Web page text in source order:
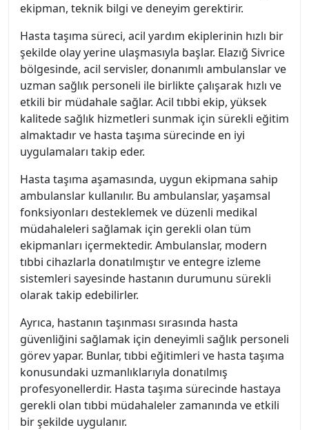
ekipman, teknik bilgi ve deneyim gerektirir.
Hasta taşıma süreci, acil yardım ekiplerinin hızlı bir
şekilde olay yerine ulaşmasıyla başlar. Elazığ Sivrice
bölgesinde, acil servisler, donanımlı ambulanslar ve
uzman sağlık personeli ile birlikte çalışarak hızlı ve
etkili bir müdahale sağlar. Acil tıbbi ekip, yüksek
kalitede sağlık hizmetleri sunmak için sürekli eğitim
almaktadır ve hasta taşıma sürecinde en iyi
uygulamaları takip eder.
Hasta taşıma aşamasında, uygun ekipmana sahip
ambulanslar kullanılır. Bu ambulanslar, yaşamsal
fonksiyonları desteklemek ve düzenli medikal
müdahaleleri sağlamak için gerekli olan tüm
ekipmanları içermektedir. Ambulanslar, modern
tıbbi cihazlarla donatılmıştır ve entegre izleme
sistemleri sayesinde hastanın durumunu sürekli
olarak takip edebilirler.
Ayrıca, hastanın taşınması sırasında hasta
güvenliğini sağlamak için deneyimli sağlık personeli
görev yapar. Bunlar, tıbbi eğitimleri ve hasta taşıma
konusundaki uzmanlıklarıyla donatılmış
profesyonellerdir. Hasta taşıma sürecinde hastaya
gerekli olan tıbbi müdahaleler zamanında ve etkili
bir şekilde uygulanır.